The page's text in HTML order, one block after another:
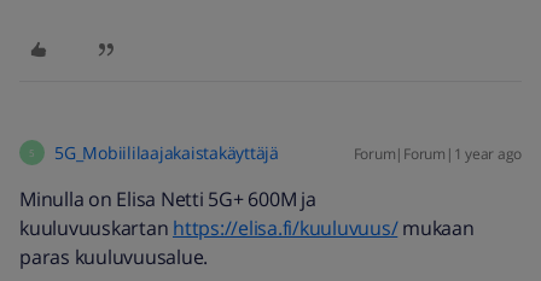
5 5G_Mobiililaajakaistakäyttäjä Forum|Forum|1 year ago
Minulla on Elisa Netti 5G+ 600M ja
kuuluvuuskartan https://elisa.fi/kuuluvuus/mukaan
paras kuuluvuusalue.